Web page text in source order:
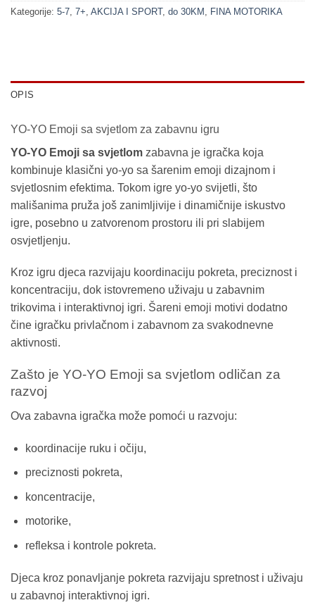
Kategorije: 5-7 7+ AKCIJA I SPORT, do 30KM FINA MOTORIKA
OPIS
YO-YO Emoji sa svjetlom za zabavnu igru
YO-YO Emoji sa svjetlom zabavna je igračka koja
kombinuje klasični yo-yo sa šarenim emoji dizajnom i
svjetlosnim efektima. Tokom igre yo-yo svijetli, što
mališanima pruža još zanimljivije i dinamičnije iskustvo
igre, posebno u zatvorenom prostoru ili pri slabijem
osvjetljenju.
Kroz igru djeca razvijaju koordinaciju pokreta, preciznost i
koncentraciju, dok istovremeno uživaju u zabavnim
trikovima i interaktivnoj igri. Šareni emoji motivi dodatno
čine igračku privlačnom i zabavnom za svakodnevne
aktivnosti.
Zašto je YO-YO Emoji sa svjetlom odličan za
razvoj
Ova zabavna igračka može pomoći u razvoju:
koordinacije ruku i očiju,
preciznosti pokreta,
koncentracije,
motorike,
refleksa i kontrole pokreta.
Djeca kroz ponavljanje pokreta razvijaju spretnost i uživaju
u zabavnoj interaktivnoj igri.